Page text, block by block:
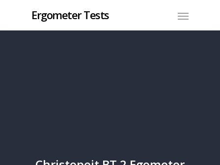
Ergometer Tests